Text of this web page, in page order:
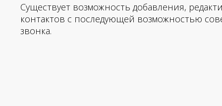
Существует возможность добавления,
контактов с последующей возможностью
звонка.